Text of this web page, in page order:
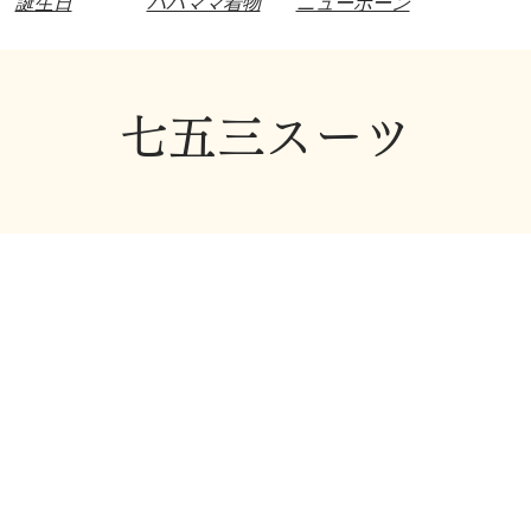
七五三スーツ